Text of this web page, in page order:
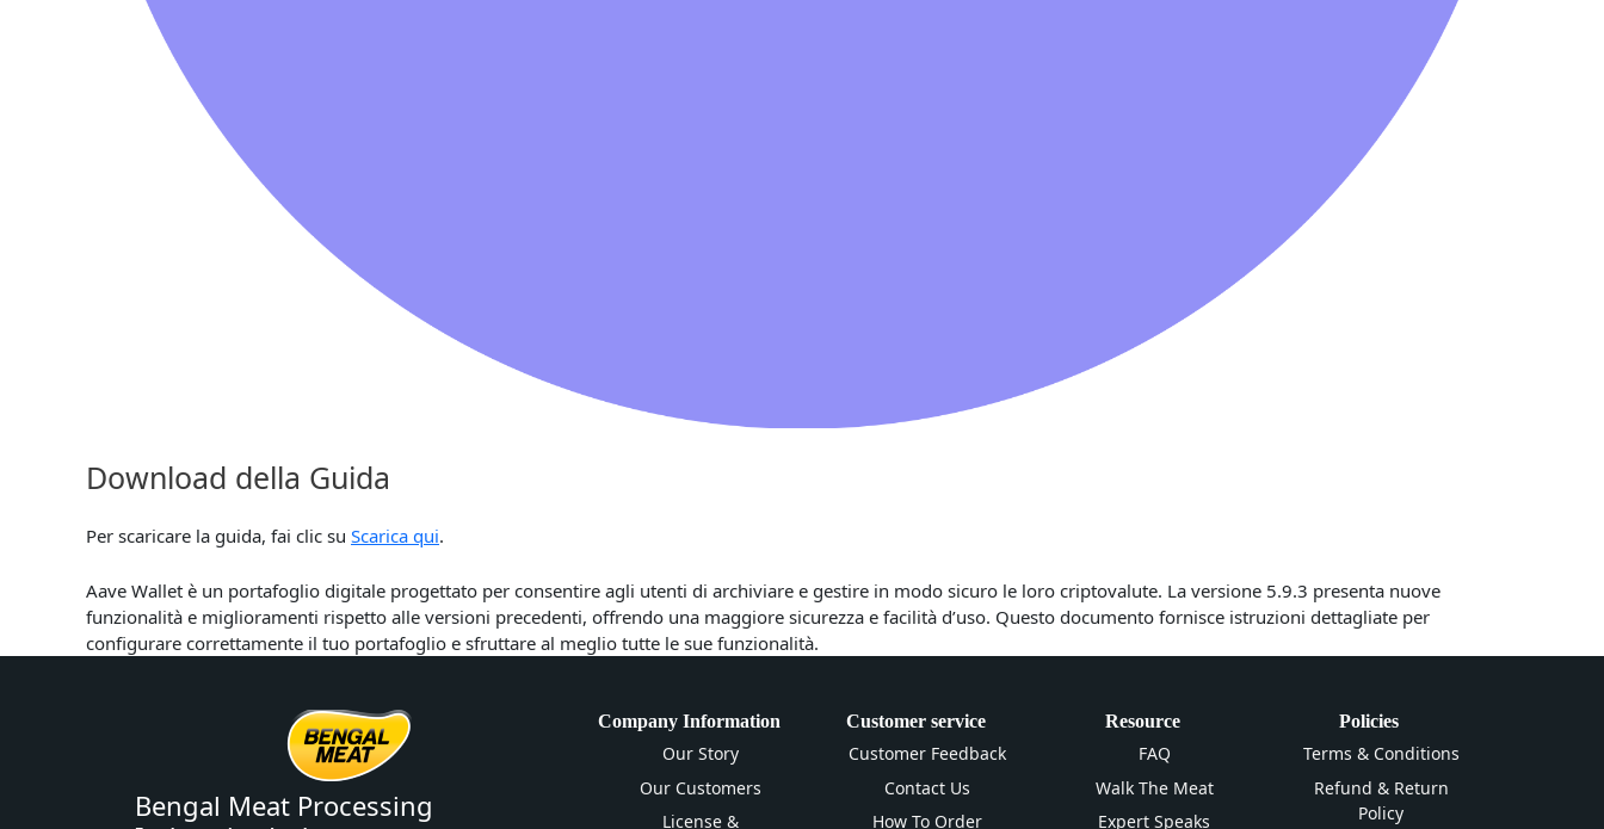
Download della Guida
Per scaricare la guida, fai clic su Scarica qui.
Aave Wallet è un portafoglio digitale progettato per consentire agli utenti di archiviare e gestire in modo sicuro le loro criptovalute. La versione 5.9.3 presenta nuove
funzionalità e miglioramenti rispetto alle versioni precedenti, offrendo una maggiore sicurezza e facilità d’uso. Questo documento fornisce istruzioni dettagliate per
configurare correttamente il tuo portafoglio e sfruttare al meglio tutte le sue funzionalità.
Bengal Meat Processing
Company Information
Our Story
Our Customers
License &
Customer service
Customer Feedback
Contact Us
How To Order
Resource
FAQ
Walk The Meat
Expert Speaks
Policies
Terms & Conditions
Refund & Return
Policy